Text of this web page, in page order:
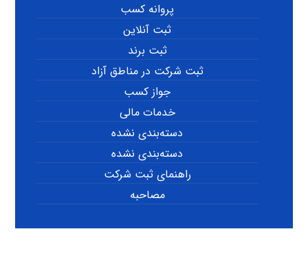
پروانه کسب
ثبت آنلاین
ثبت برند
ثبت شرکت در مناطق آزاد
جواز کسب
خدمات مالی
دسته‌بندی نشده
دسته‌بندی نشده
راهنمای ثبت شرکت
مصاحبه